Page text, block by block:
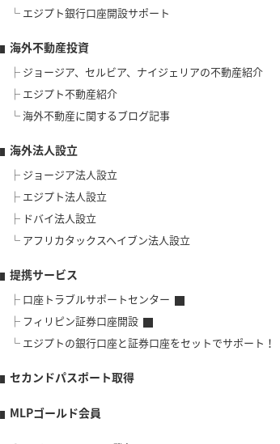
エジプト銀行口座開設サポート
海外不動産投資
ジョージア、セルビア、ナイジェリアの不動産紹介
エジプト不動産紹介
海外不動産に関するブログ記事
海外法人設立
ジョージア法人設立
エジプト法人設立
ドバイ法人設立
アフリカタックスヘイブン法人設立
提携サービス
口座トラブルサポートセンター
フィリピン証券口座開設
エジプトの銀行口座と証券口座をセットでサポート！
セカンドパスポート取得
MLPゴールド会員